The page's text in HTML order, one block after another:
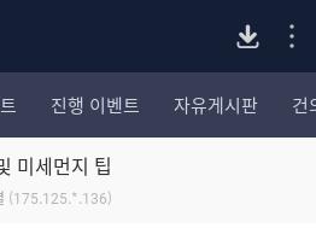
진행 이벤트 자유게시판 건
미세먼지 팁
(175.125.*.136)